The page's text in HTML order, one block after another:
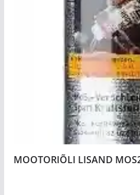
MOOTORIÕLI LISAND